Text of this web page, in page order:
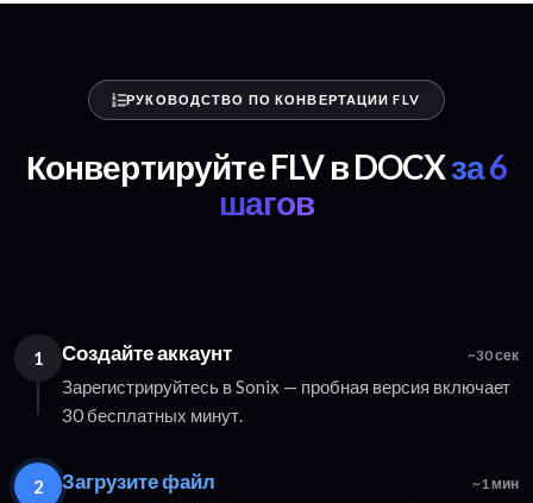
РУКОВОДСТВО ПО КОНВЕРТАЦИИ FLV
Конвертируйте FLV в DOCXза 6
шагов
1 Создайте аккаунт ~30 сек
Зарегистрируйтесь в Sonix — пробная версия включает
30 бесплатных минут.
2 Загрузите файл ~1 мин